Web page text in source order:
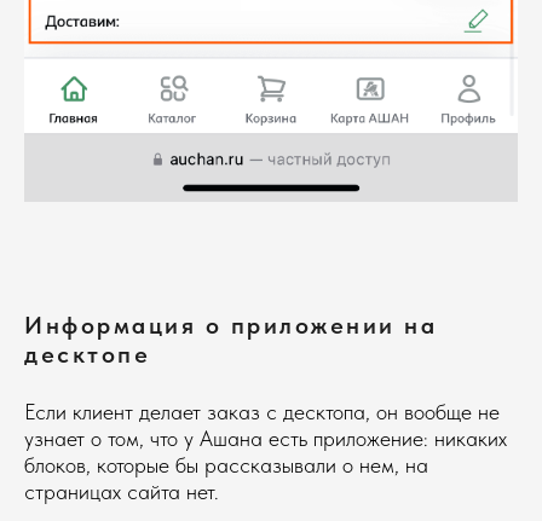
Информация о приложении на
десктопе
Если клиент делает заказ с десктопа, он вообще не
узнает о том, что у Ашана есть приложение: никаких
блоков, которые бы рассказывали о нем, на
страницах сайта нет.